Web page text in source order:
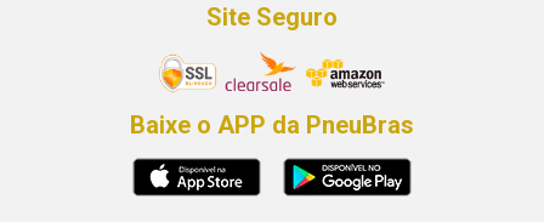
Site Seguro
Baixe o APP da PneuBras